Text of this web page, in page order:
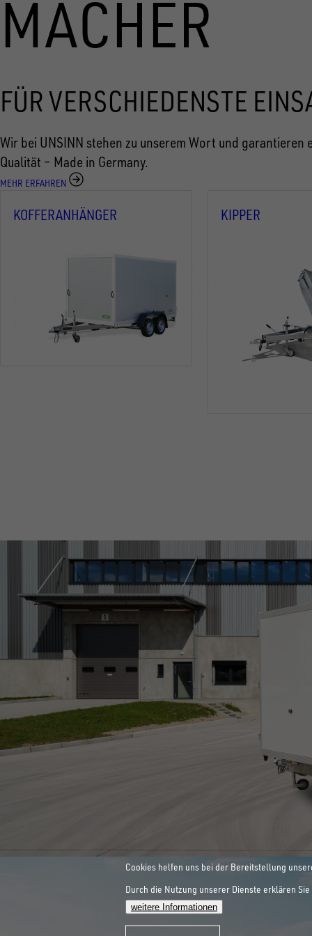
MACHER
FÜR VERSCHIEDENSTE
Wir bei UNSINN stehen zu unserem Wort und
Qualität – Made in Germany.
MEHR ERFAHREN
KOFFERANHÄNGER KIPPER
SONDERBAU
INNOVATIONEN SIND
ALLE ANZEIGEN
WORKLIFE
Cookies helfen uns bei der Bereitstellung
Durch die Nutzung unserer Dienste erklären
weitere Informationen